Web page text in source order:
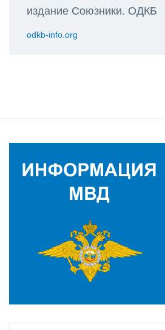
издание Союзники. ОДКБ
odkb-info.org